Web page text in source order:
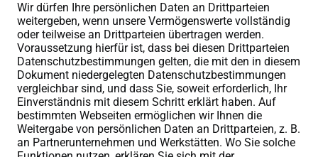
Wir dürfen Ihre persönlichen Daten an Drittparteien
weitergeben, wenn unsere Vermögenswerte vollständig
oder teilweise an Drittparteien übertragen werden.
Voraussetzung hierfür ist, dass bei diesen Drittparteien
Datenschutzbestimmungen gelten, die mit den in diesem
Dokument niedergelegten Datenschutzbestimmungen
vergleichbar sind, und dass Sie, soweit erforderlich, Ihr
Einverständnis mit diesem Schritt erklärt haben. Auf
bestimmten Webseiten ermöglichen wir Ihnen die
Weitergabe von persönlichen Daten an Drittparteien, z. B.
an Partnerunternehmen und Werkstätten. Wo Sie solche